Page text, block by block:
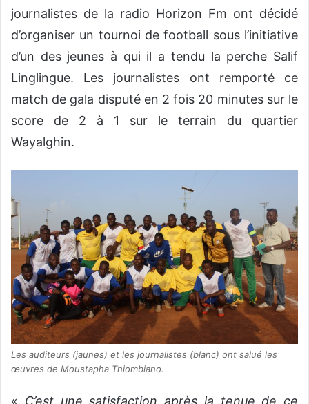
journalistes de la radio Horizon Fm ont décidé
d’organiser un tournoi de football sous l’initiative
d’un des jeunes à qui il a tendu la perche Salif
Linglingue. Les journalistes ont remporté ce
match de gala disputé en 2 fois 20 minutes sur le
score de 2 à 1 sur le terrain du quartier
Wayalghin.
Les auditeurs (jaunes) et les journalistes (blanc) ont salué les
œuvres de Moustapha Thiombiano.
« C’est une satisfaction après la tenue de ce